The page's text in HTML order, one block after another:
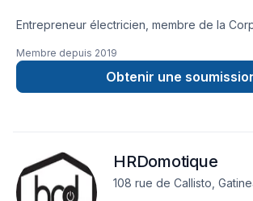
Entrepreneur électricien, membre de la
Membre depuis 2019
Obtenir une
HRDomotique
108 rue de Callisto,